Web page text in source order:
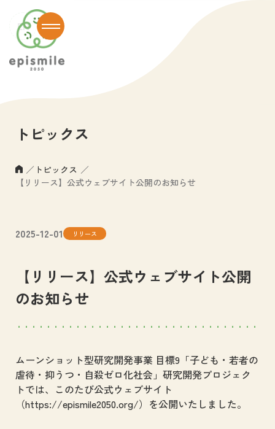
EN
トピックス
トピックス
【リリース】公式ウェブサイト公開のお知らせ
2025-12-01 リリース
【リリース】公式ウェブサイト公開
のお知らせ
ムーンショット型研究開発事業 目標9「子ども・若者の
虐待・抑うつ・自殺ゼロ化社会」研究開発プロジェク
トでは、このたび公式ウェブサイト
（https://epismile2050.org/）を公開いたしました。